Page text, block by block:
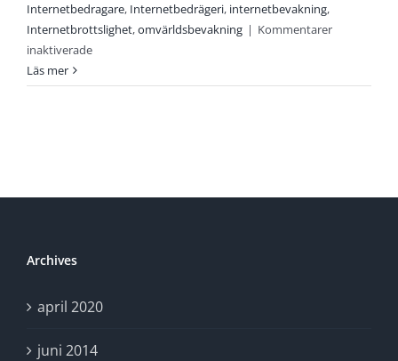
Internetbedragare, Internetbedrägeri, internetbevakning,
Internetbrottslighet,omvärldsbevakning | Kommentarer
inaktiveradeför
är
Läs mer
Archives
april 2020
juni 2014